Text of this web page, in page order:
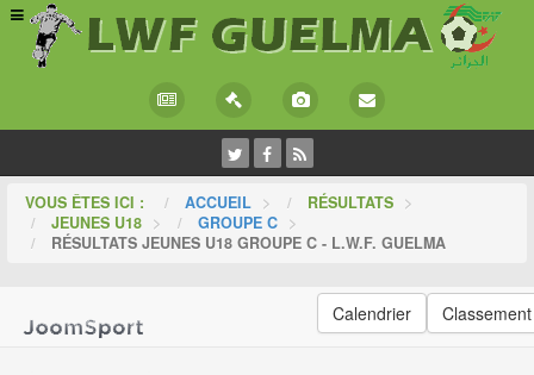
VOUS ÊTES ICI : ACCUEIL > RÉSULTATS >
JEUNES U18 > GROUPE C >
RÉSULTATS JEUNES U18 GROUPE C - L.W.F. GUELMA
Calendrier Classement